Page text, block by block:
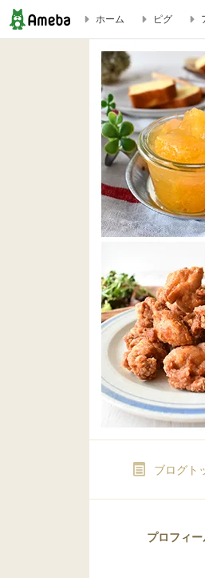
漬けて焼くだけ♪すりおろし玉ね
ホーム ピグ
ブログト
プロフィー